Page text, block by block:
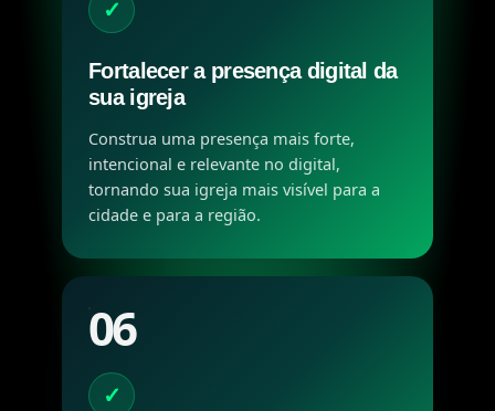
✓
Fortalecer a presença digital da
sua igreja
Construa uma presença mais forte,
intencional e relevante no digital,
tornando sua igreja mais visível para a
cidade e para a região.
06
✓